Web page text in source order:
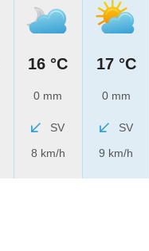
16 °C
0 mm
SV
8 km/h
17 °C
0 mm
SV
9 km/h